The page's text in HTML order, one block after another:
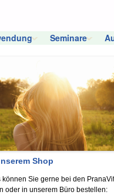
Seminare
Shop
können Sie gerne bei den
oder in unserem Büro bestellen: